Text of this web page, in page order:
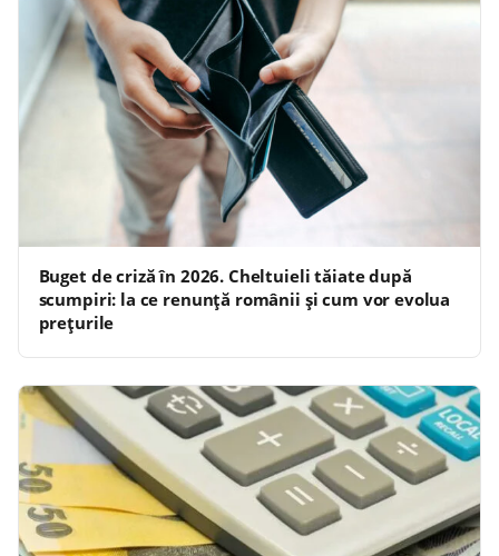
Buget de criză în 2026. Cheltuieli tăiate după
scumpiri: la ce renunță românii și cum vor evolua
prețurile